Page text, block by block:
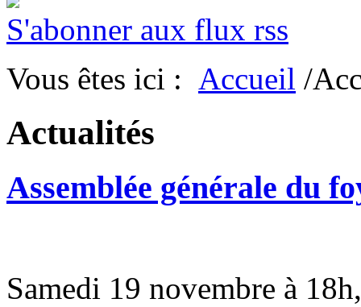
S'abonner aux flux rss
Vous êtes ici : Accueil /
Actualités
Assemblée générale du
Samedi 19 novembre à